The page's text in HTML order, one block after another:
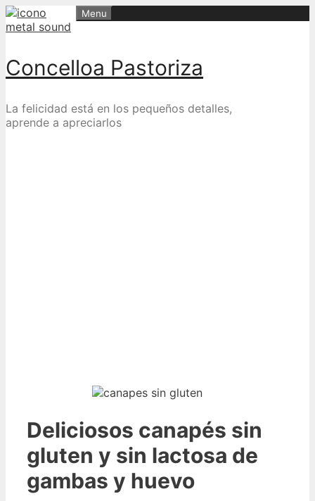
Skip
to
Concelloa Pastoriza
La felicidad está en los pequeños detalles,
aprende a apreciarlos
Menu
Deliciosos canapés sin
gluten y sin lactosa de
gambas y huevo